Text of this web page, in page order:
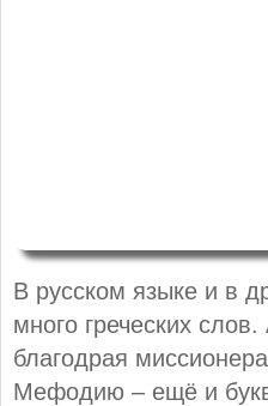
В русском языке и в
много греческих
благодрая
Мефодию – ещё и